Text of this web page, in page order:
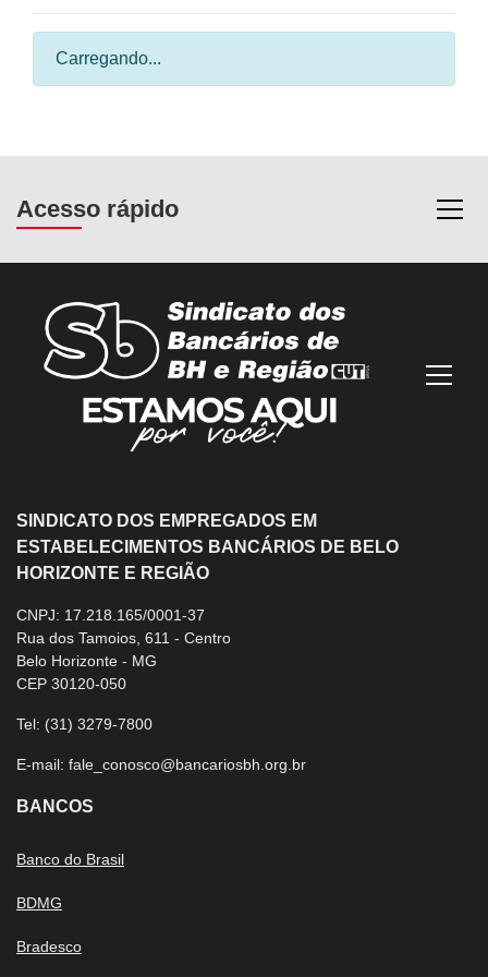
Carregando...
Acesso rápido
SINDICATO DOS EMPREGADOS EM
ESTABELECIMENTOS BANCÁRIOS DE BELO
HORIZONTE E REGIÃO
CNPJ: 17.218.165/0001-37
Rua dos Tamoios, 611 - Centro
Belo Horizonte - MG
CEP 30120-050
Tel: (31) 3279-7800
E-mail: fale_conosco@bancariosbh.org.br
BANCOS
Banco do Brasil
BDMG
Bradesco